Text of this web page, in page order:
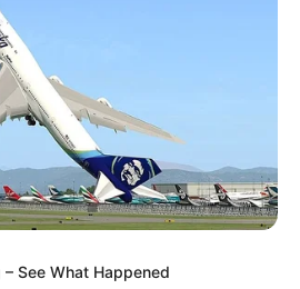
See What Happened